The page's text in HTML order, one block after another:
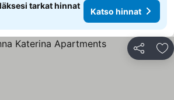
tarkat hinnat
Katso hinnat
Jaa